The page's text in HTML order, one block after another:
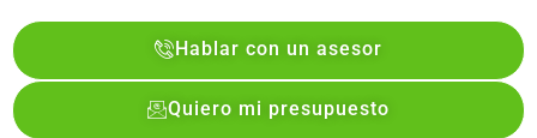
Hablar con un asesor
Quiero mi presupuesto